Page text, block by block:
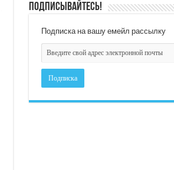
Подписывайтесь!
Подписка на вашу емейл рассылку